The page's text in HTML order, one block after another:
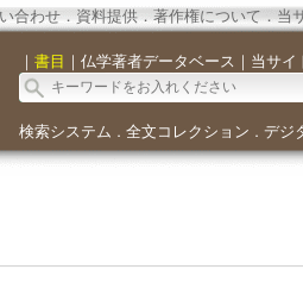
合わせ． 資料提供．著作権について．当
｜ 書目 ｜ 仏学著者データベース ｜ 当サイ
検索システム ． 全文コレクション ． デジ